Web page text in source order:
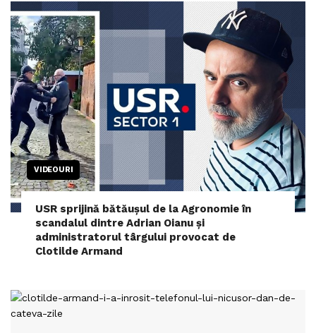
VIDEOURI
USR sprijină bătăușul de la Agronomie în
scandalul dintre Adrian Oianu și
administratorul târgului provocat de
Clotilde Armand